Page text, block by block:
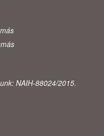
NAIH-88024/2015.